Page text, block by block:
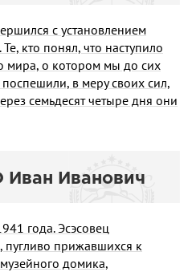
с установлением
кто понял, что насту­пило
мира, о котором мы до сих
в меру своих сил,
семьдесят четыре дня они
Иванович
года. Эсэсовец
пугливо прижавшихся к
домика,